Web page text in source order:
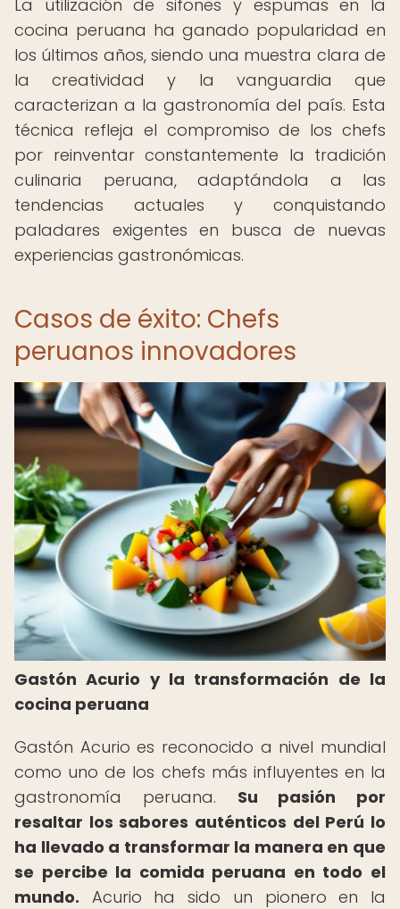
La utilización de sifones y espumas en la
cocina peruana ha ganado popularidad en
los últimos años, siendo una muestra clara de
la creatividad y la vanguardia que
caracterizan a la gastronomía del país. Esta
técnica refleja el compromiso de los chefs
por reinventar constantemente la tradición
culinaria peruana, adaptándola a las
tendencias actuales y conquistando
paladares exigentes en busca de nuevas
experiencias gastronómicas.
Casos de éxito: Chefs
peruanos innovadores
Gastón Acurio y la transformación de la
cocina peruana
Gastón Acurio es reconocido a nivel mundial
como uno de los chefs más influyentes en la
gastronomía peruana. Su pasión por
resaltar los sabores auténticos del Perú lo
ha llevado a transformar la manera en que
se percibe la comida peruana en todo el
mundo. Acurio ha sido un pionero en la